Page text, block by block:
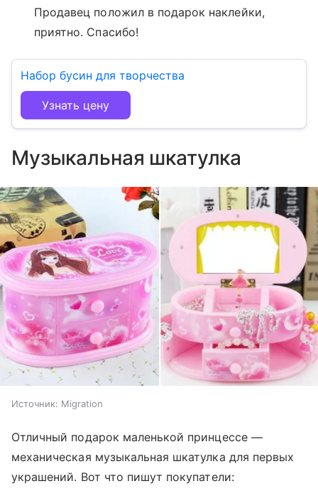
Продавец положил в подарок наклейки,
приятно. Спасибо!
Набор бусин для творчества
Узнать цену
Музыкальная шкатулка
Источник: Migration
Отличный подарок маленькой принцессе —
механическая музыкальная шкатулка для первых
украшений. Вот что пишут покупатели: